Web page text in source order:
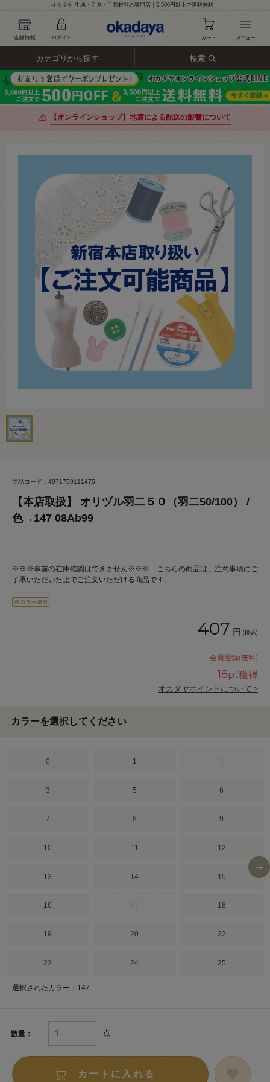
オカダヤ 生地・毛糸・手芸材料の専門店｜5,500円以上で送料無料！
カテゴリから探す 検索
【オンラインショップ】地震による配送の影響について
商品コード：4971750111475
【本店取扱】 オリヅル羽二５０（羽二50/100） /
色→147 08Ab99_
※※※事前の在庫確認はできません※※※ こちらの商品は、注意事項にご
了承いただいた上でご注文いただける商品です。
407 円 (税込)
会員登録(無料)
18pt獲得
オカダヤポイントについて >
カラーを選択してください
0 1
3 5 6
7 8 9
10 11 12
13 14 15
16 18
19 20 22
23 24 25
選択されたカラー：147
数量： 点
カートに入れる